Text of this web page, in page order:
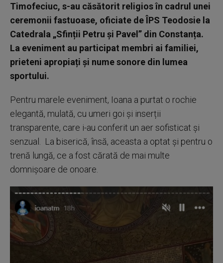
Timofeciuc, s-au căsătorit religios în cadrul unei
ceremonii fastuoase, oficiate de ÎPS Teodosie la
Catedrala „Sfinții Petru și Pavel” din Constanța.
La eveniment au participat membri ai familiei,
prieteni apropiați și nume sonore din lumea
sportului.
Pentru marele eveniment, Ioana a purtat o rochie
elegantă, mulată, cu umeri goi și inserții
transparente, care i-au conferit un aer sofisticat și
senzual. La biserică, însă, aceasta a optat și pentru o
trenă lungă, ce a fost cărată de mai multe
domnișoare de onoare.